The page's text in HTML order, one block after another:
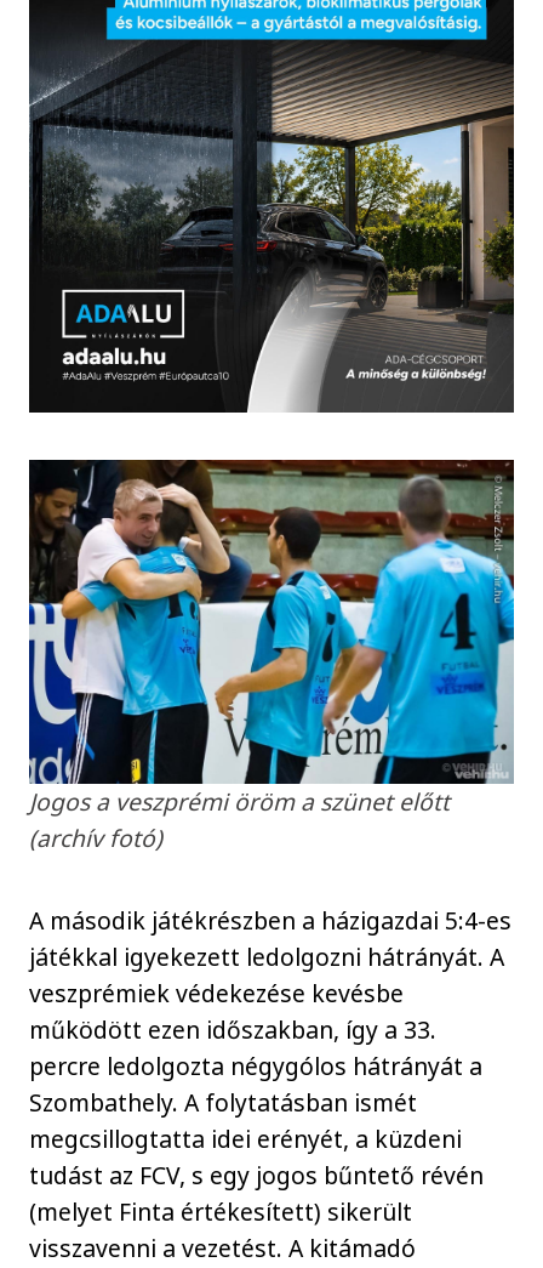
Jogos a veszprémi öröm a szünet előtt
(archív fotó)
A második játékrészben a házigazdai 5:4-es
játékkal igyekezett ledolgozni hátrányát. A
veszprémiek védekezése kevésbe
működött ezen időszakban, így a 33.
percre ledolgozta négygólos hátrányát a
Szombathely. A folytatásban ismét
megcsillogtatta idei erényét, a küzdeni
tudást az FCV, s egy jogos bűntető révén
(melyet Finta értékesített) sikerült
visszavenni a vezetést. A kitámadó